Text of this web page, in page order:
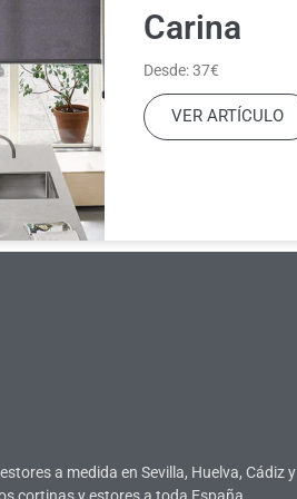
Carina
Desde: 37€
VER ARTÍCULO
a medida en Sevilla, Huelva, Cádiz y
cortinas y estores a toda España